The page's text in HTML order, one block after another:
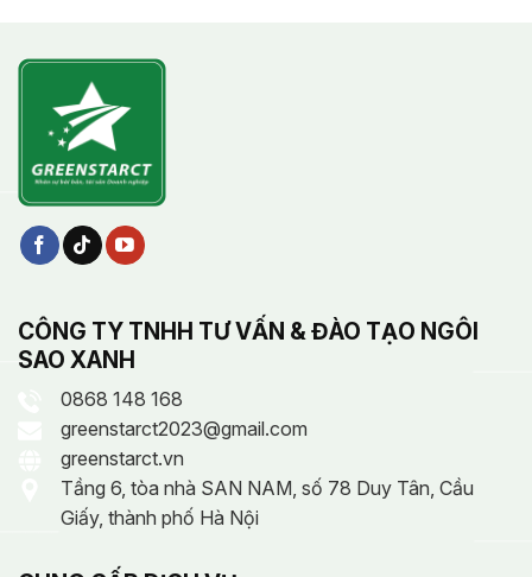
CÔNG TY TNHH TƯ VẤN & ĐÀO TẠO NGÔI
SAO XANH
0868 148 168
greenstarct2023@gmail.com
greenstarct.vn
Tầng 6, tòa nhà SAN NAM, số 78 Duy Tân, Cầu
Giấy, thành phố Hà Nội